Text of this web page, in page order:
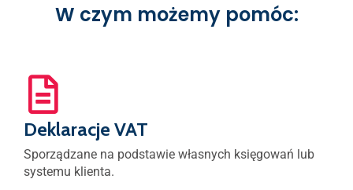
W czym możemy pomóc:
Deklaracje VAT
Sporządzane na podstawie własnych księgowań lub
systemu klienta.